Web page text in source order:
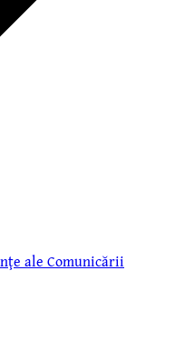
ale Comunicării